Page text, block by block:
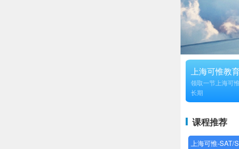
上海可惟教
领取一节上海可
长期
课程推荐
上海可惟-SAT/